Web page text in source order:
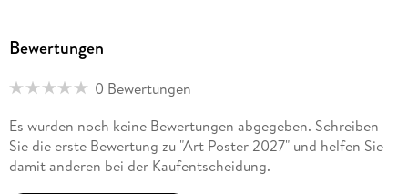
Bewertungen
0 Bewertungen
Es wurden noch keine Bewertungen abgegeben. Schreiben
Sie die erste Bewertung zu "Art Poster 2027" und helfen Sie
damit anderen bei der Kaufentscheidung.